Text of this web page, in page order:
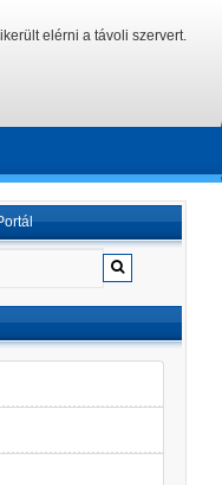
elérni a távoli szervert.